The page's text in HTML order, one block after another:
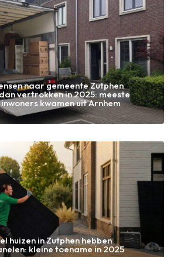
naar gemeente Zutphen
vertrokken in 2025: meeste
kwamen uit Arnhem
huizen in Zutphen hebben
kleine toename in 2025